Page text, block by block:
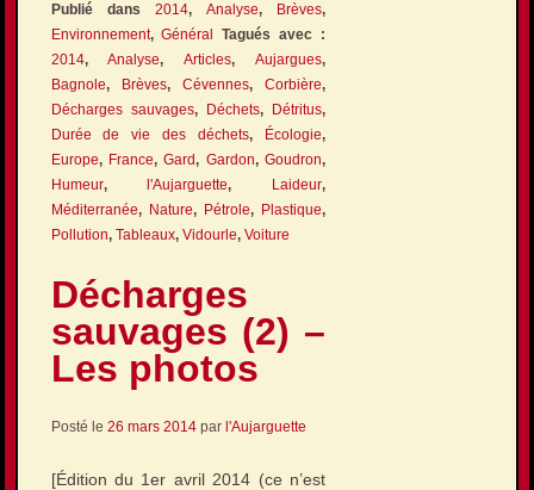
Publié dans 2014, Analyse, Brèves,
Environnement,Général
Tagués avec :
2014,Analyse,Articles,Aujargues,
Bagnole, Brèves, Cévennes,Corbière,
Décharges sauvages, Déchets, Détritus,
Durée de vie des déchets, Écologie,
Europe, France,Gard, Gardon,Goudron,
Humeur, l'Aujarguette, Laideur,
Méditerranée, Nature, Pétrole, Plastique,
Pollution, Tableaux, Vidourle, Voiture
Décharges
sauvages (2) –
Les photos
Posté le 26 mars 2014par l'Aujarguette
[Édition du 1er avril 2014 (ce n’est